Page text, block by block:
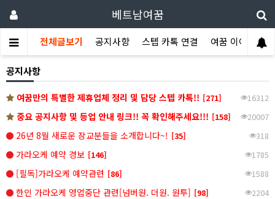
베트남여꿈
전체글보기 공지사항 스텝 카톡 연결 여꿈 이야기
공지사항
여꿈만의 특별한 제휴업체 정리 및 담당 스텝 카톡!! [271] 16312
중요 공지사항 및 등업 안내 링크!! 꼭 확인해주세요!!! [158] 20007
26년 8월 새로운 장교분들을 소개합니다~! [35] 318
가라오케 예약 경보 [146] 1785
[필독]가라오케 예약관련 [86] 1588
한인 가라오케 영업중단 관련[넘버원. 더원. 원투] [98] 2204